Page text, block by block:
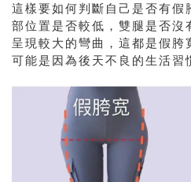
這樣要如何判斷自己是否有假
部位置是否較低，雙腿是否沒
呈現較大的彎曲，這都是假胯
可能是因為後天不良的生活習